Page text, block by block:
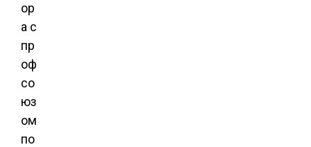
ор
а с
пр
оф
со
юз
ом
по